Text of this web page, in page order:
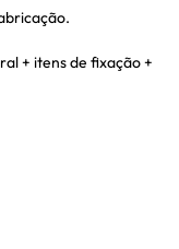
+ itens de fixação +